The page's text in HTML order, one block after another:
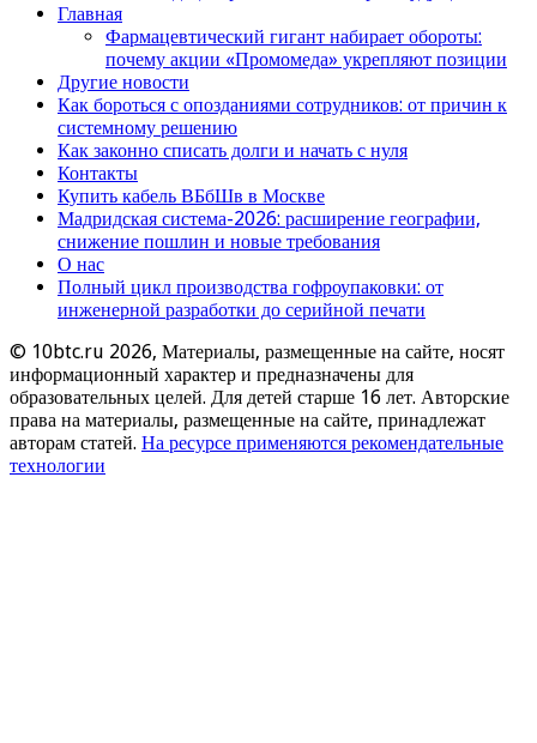
Главная
Фармацевтический гигант набирает обороты:
почему акции «Промомеда» укрепляют позиции
Другие новости
Как бороться с опозданиями сотрудников: от причин к
системному решению
Как законно списать долги и начать с нуля
Контакты
Купить кабель ВБбШв в Москве
Мадридская система-2026: расширение географии,
снижение пошлин и новые требования
О нас
Полный цикл производства гофроупаковки: от
инженерной разработки до серийной печати
© 10btc.ru 2026, Материалы, размещенные на сайте, носят
информационный характер и предназначены для
образовательных целей. Для детей старше 16 лет. Авторские
права на материалы, размещенные на сайте, принадлежат
авторам статей. На ресурсе применяются рекомендательные
технологии